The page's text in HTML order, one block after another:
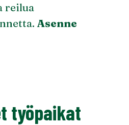
reilua
Asenne
työpaikat